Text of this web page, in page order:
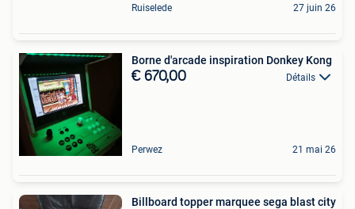
Ruiselede 27 juin 26
Borne d'arcade inspiration Donkey Kong
€ 670,00 Détails
Perwez 21 mai 26
Billboard topper marquee sega blast city